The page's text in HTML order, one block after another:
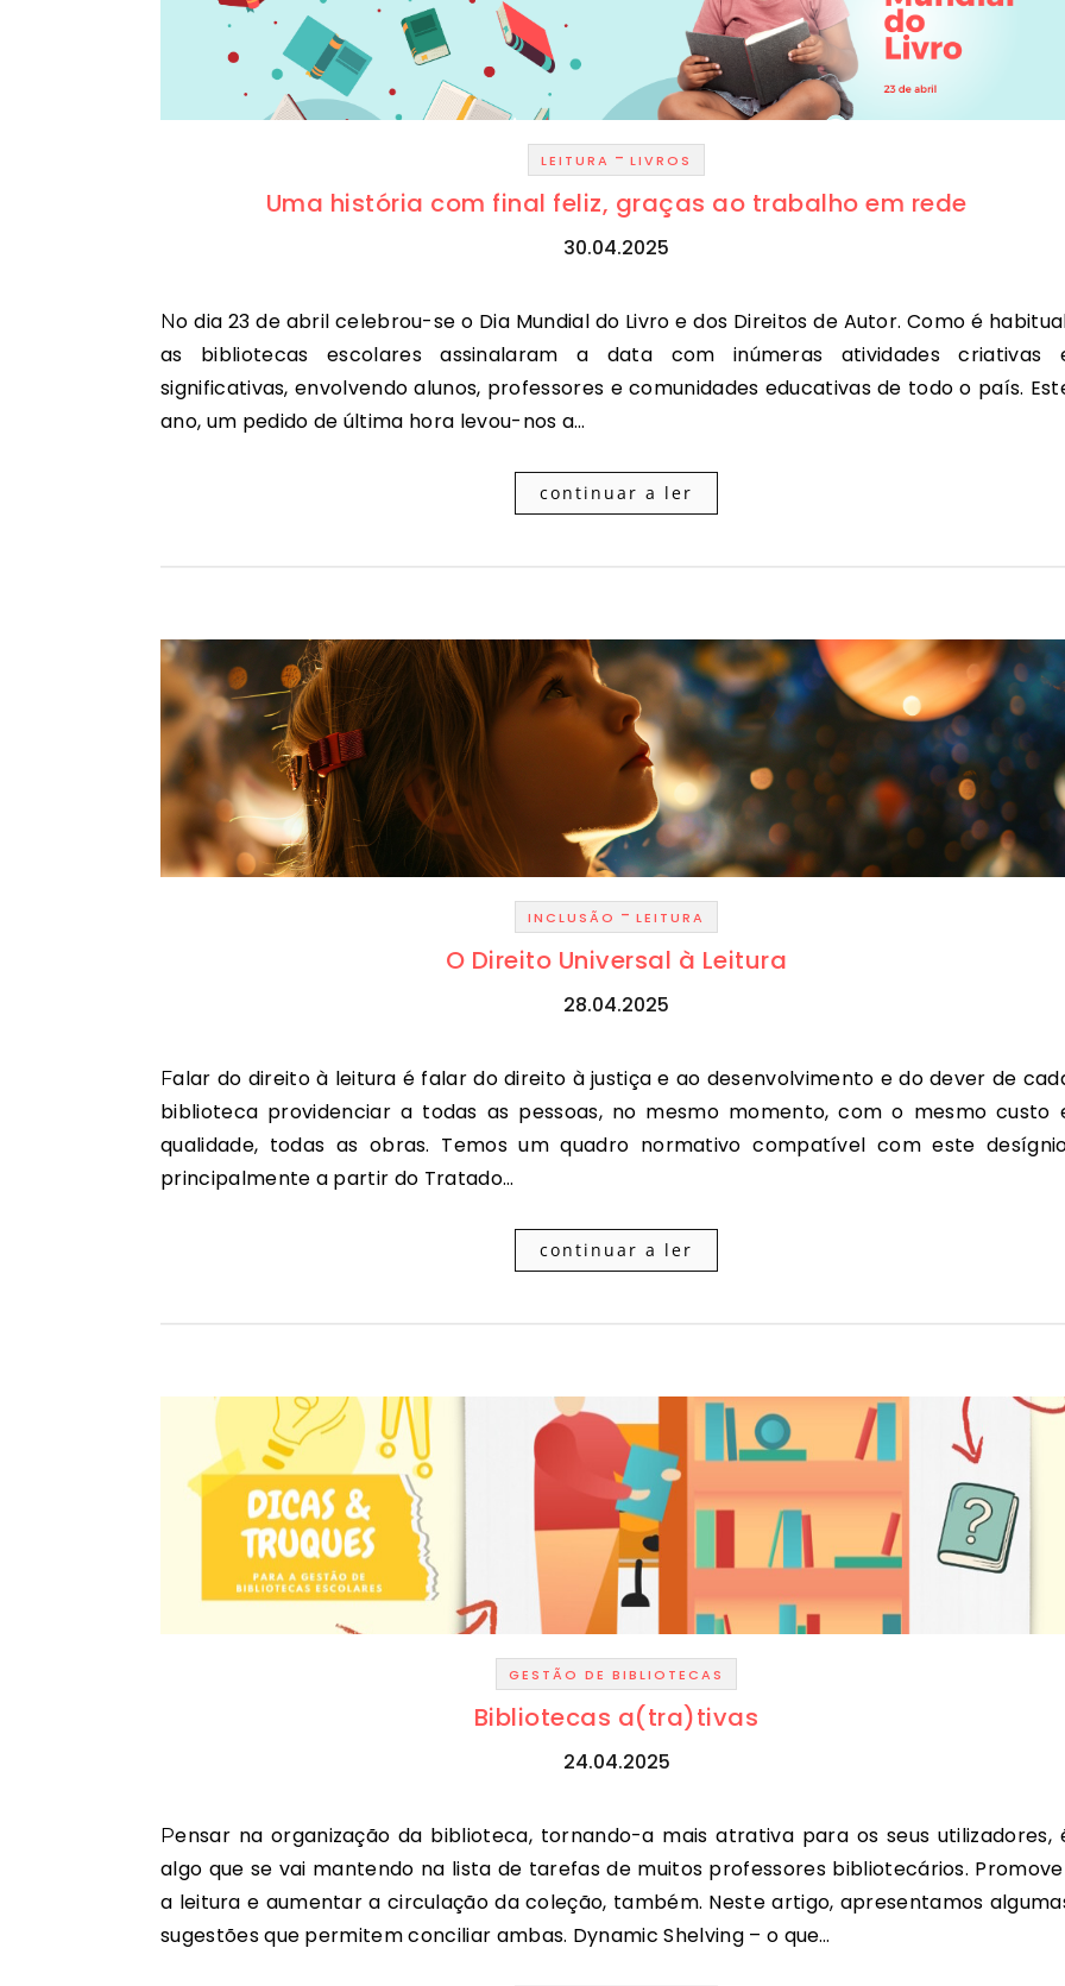
LEITURA - LIVROS
Uma história com final feliz, graças ao trabalho em rede
30.04.2025
No dia 23 de abril celebrou-se o Dia Mundial do Livro e dos Direitos de Autor. Como é habitual,
as bibliotecas escolares assinalaram a data com inúmeras atividades criativas
significativas, envolvendo alunos, professores e comunidades educativas de todo o país.
ano, um pedido de última hora levou-nos a…
continuar a ler
INCLUSÃO - LEITURA
O Direito Universal à Leitura
28.04.2025
Falar do direito à leitura é falar do direito à justiça e ao desenvolvimento e do dever de cada
biblioteca providenciar a todas as pessoas, no mesmo momento, com o mesmo custo
qualidade, todas as obras. Temos um quadro normativo compatível com este
principalmente a partir do Tratado…
continuar a ler
GESTÃO DE BIBLIOTECAS
Bibliotecas a(tra)tivas
24.04.2025
Pensar na organização da biblioteca, tornando-a mais atrativa para os seus utilizadores, é
algo que se vai mantendo na lista de tarefas de muitos professores bibliotecários.
a leitura e aumentar a circulação da coleção, também. Neste artigo, apresentamos
sugestões que permitem conciliar ambas. Dynamic Shelving – o que…